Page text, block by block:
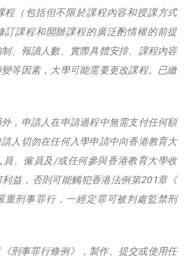
程（包括但不限於課程內容和授課方式
訂課程和開辦課程的廣泛酌情權的前提
、報讀人數、實際具體安排、課程內容
等因素，大學可能需要更改課程。已繳
，申請人在申請過程中無需支付任何額
人切勿在任何入學申請中向香港教育大
員、僱員及/或任何參與香港教育大學收
益，否則可能觸犯香港法例第201章《
重刑事罪行，一經定罪可被判處監禁刑
刑事罪行條例》，製作、提交或使用任